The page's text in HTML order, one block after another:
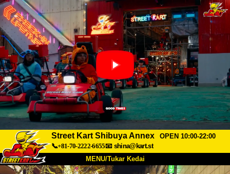
Street Kart Shibuya Annex
OPEN 10:00-22:00
📞+81-70-2222-6655📧 shina@kart.st
MENU/Tukar Kedai